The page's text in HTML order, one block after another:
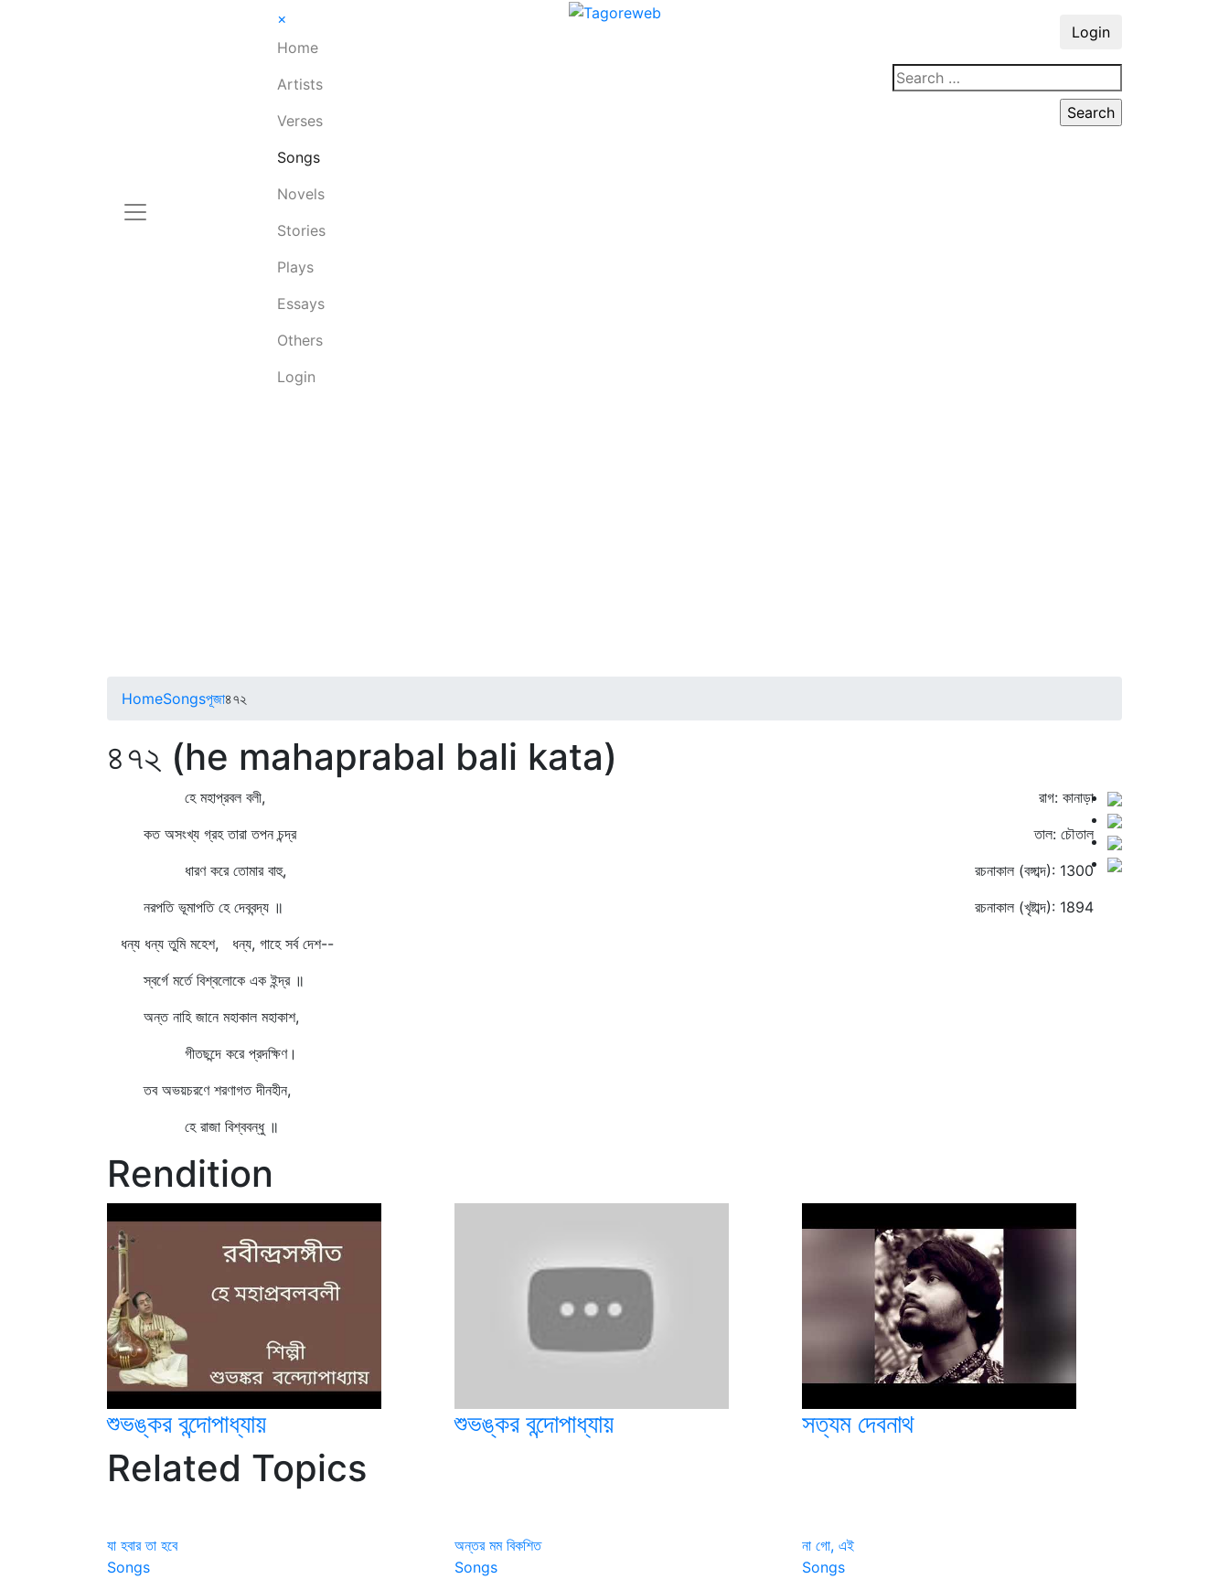
×
Home
Artists
Verses
Songs
Novels
Stories
Plays
Essays
Others
Login
Login
HomeSongsপূজা৪৭২
৪৭২ (he mahaprabal bali kata)
হে মহাপ্রবল বলী,
কত অসংখ্য গ্রহ তারা তপন চন্দ্র
ধারণ করে তোমার বাহু,
নরপতি ভূমাপতি হে দেববন্দ্য ॥
ধন্য ধন্য তুমি মহেশ, ধন্য, গাহে সর্ব দেশ--
স্বর্গে মর্তে বিশ্বলোকে এক ইন্দ্র ॥
অন্ত নাহি জানে মহাকাল মহাকাশ,
গীতছন্দে করে প্রদক্ষিণ।
তব অভয়চরণে শরণাগত দীনহীন,
হে রাজা বিশ্ববন্ধু ॥
রাগ: কানাড়া
তাল: চৌতাল
রচনাকাল (বঙ্গাব্দ): 1300
রচনাকাল (খৃষ্টাব্দ): 1894
Rendition
শুভঙ্কর বন্দোপাধ্যায় শুভঙ্কর বন্দোপাধ্যায় সত্যম দেবনাথ
Related Topics
যা হবার তা হবে
Songs
অন্তর মম বিকশিত
Songs
না গো, এই
Songs